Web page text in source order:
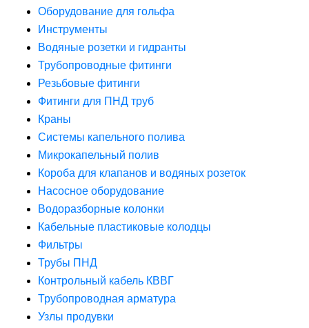
Оборудование для гольфа
Инструменты
Водяные розетки и гидранты
Трубопроводные фитинги
Резьбовые фитинги
Фитинги для ПНД труб
Краны
Системы капельного полива
Микрокапельный полив
Короба для клапанов и водяных розеток
Насосное оборудование
Водоразборные колонки
Кабельные пластиковые колодцы
Фильтры
Трубы ПНД
Контрольный кабель КВВГ
Трубопроводная арматура
Узлы продувки